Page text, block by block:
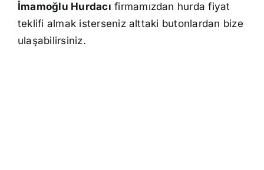
İmamoğlu Hurdacı firmamızdan hurda fiyat
teklifi almak isterseniz alttaki butonlardan bize
ulaşabilirsiniz.